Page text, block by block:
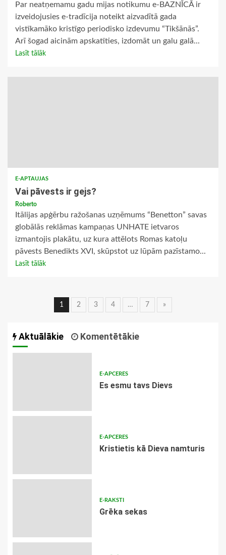
Par neatņemamu gadu mijas notikumu e-BAZNĪCĀ ir
izveidojusies e-tradīcija noteikt aizvadītā gada
vistīkamāko kristīgo periodisko izdevumu “Tikšānās”.
Arī šogad aicinām apskatīties, izdomāt un galu galā...
Lasīt tālāk
E-APTAUJAS
Vai pāvests ir gejs?
Roberto
Itālijas apģērbu ražošanas uzņēmums “Benetton” savas
globālās reklāmas kampaņas UNHATE ietvaros
izmantojis plakātu, uz kura attēlots Romas katoļu
pāvests Benedikts XVI, skūpstot uz lūpām pazīstamo...
Lasīt tālāk
Ziņu
1 2 3 4 … 7 »
Aktuālākie Komentētākie
E-APCERES
Es esmu tavs Dievs
E-APCERES
Kristietis kā Dieva namturis
E-RAKSTI
Grēka sekas